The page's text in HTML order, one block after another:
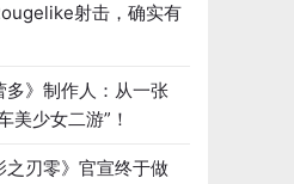
射击，确实有
多》制作人：从一张
美少女二游”！
之刃零》官宣终于做